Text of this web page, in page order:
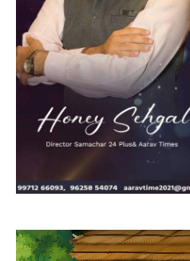
Video
Player